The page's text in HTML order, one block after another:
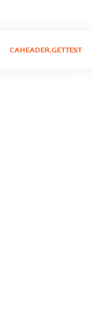
CAHEADER.GETTEST